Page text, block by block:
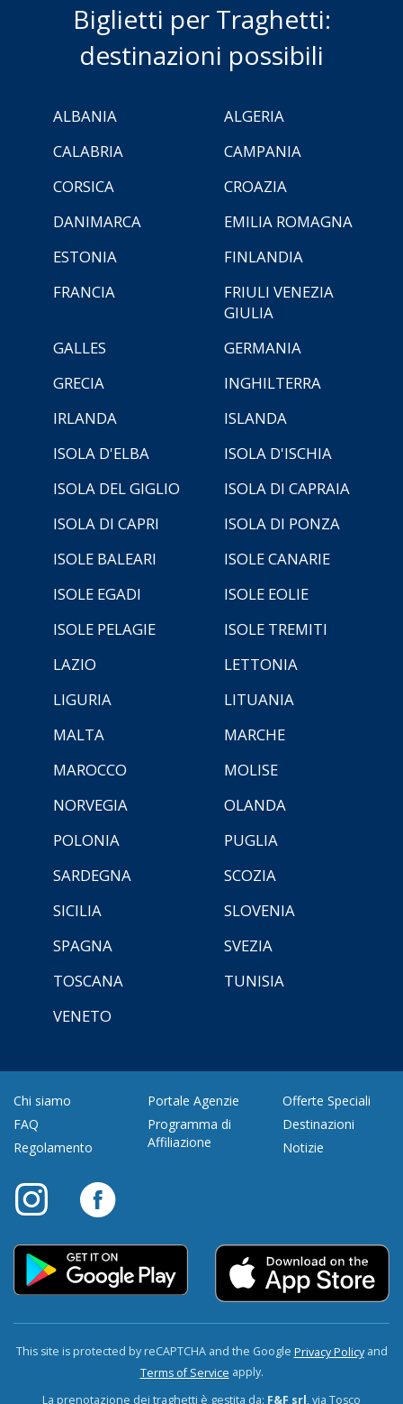
Biglietti per Traghetti:
destinazioni possibili
ALBANIA
ALGERIA
CALABRIA
CAMPANIA
CORSICA
CROAZIA
DANIMARCA
EMILIA ROMAGNA
ESTONIA
FINLANDIA
FRANCIA
FRIULI VENEZIA
GIULIA
GALLES
GERMANIA
GRECIA
INGHILTERRA
IRLANDA
ISLANDA
ISOLA D'ELBA
ISOLA D'ISCHIA
ISOLA DEL GIGLIO
ISOLA DI CAPRAIA
ISOLA DI CAPRI
ISOLA DI PONZA
ISOLE BALEARI
ISOLE CANARIE
ISOLE EGADI
ISOLE EOLIE
ISOLE PELAGIE
ISOLE TREMITI
LAZIO
LETTONIA
LIGURIA
LITUANIA
MALTA
MARCHE
MAROCCO
MOLISE
NORVEGIA
OLANDA
POLONIA
PUGLIA
SARDEGNA
SCOZIA
SICILIA
SLOVENIA
SPAGNA
SVEZIA
TOSCANA
TUNISIA
VENETO
Chi siamo
FAQ
Regolamento
Portale Agenzie
Programma di
Affiliazione
Offerte Speciali
Destinazioni
Notizie
This site is protected by reCAPTCHA and the Google Privacy Policyand
Terms of Service apply.
La prenotazione dei traghetti è gestita da: F&F srl, via Tosco